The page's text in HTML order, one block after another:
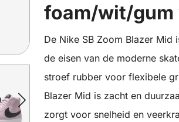
foam/wit/
De Nike SB Zoom Blazer Mid
de eisen van de moderne
stroef rubber voor flexibele
Blazer Mid is zacht en
zorgt voor snelheid en